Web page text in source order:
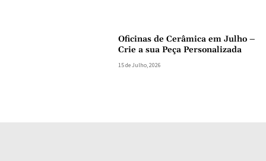
Oficinas de Cerâmica em Julho –
Crie a sua Peça Personalizada
15 de Julho, 2026